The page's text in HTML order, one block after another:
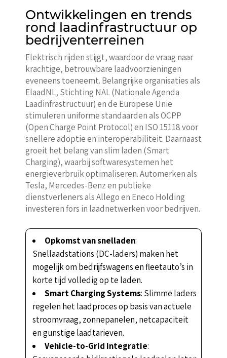
Ontwikkelingen en trends
rond laadinfrastructuur op
bedrijventerreinen
Elektrisch rijden stijgt, waardoor de vraag naar
krachtige, betrouwbare laadvoorzieningen
eveneens toeneemt. Belangrijke organisaties als
ElaadNL, Stichting NAL (Nationale Agenda
Laadinfrastructuur) en de Europese Unie
stimuleren uniforme standaarden als OCPP
(Open Charge Point Protocol) en ISO 15118 voor
snellere adoptie en interoperabiliteit. Daarnaast
groeit het belang van slim laden (Smart
Charging), waarbij softwaresystemen het
energieverbruik optimaliseren. Automerken als
Tesla, Mercedes-Benz en publieke
dienstverleners als Allego en Eneco Holding
investeren fors in laadnetwerken voor bedrijven.
Opkomst van snelladen:
Snellaadstations (DC-laders) maken het
mogelijk om bedrijfswagens en fleetauto’s in
korte tijd volledig op te laden.
Smart Charging Systems: Slimme laders
regelen het laadproces op basis van actuele
stroomvraag, zonnepanelen, netcapaciteit
en gunstige laadtarieven.
Vehicle-to-Grid integratie: